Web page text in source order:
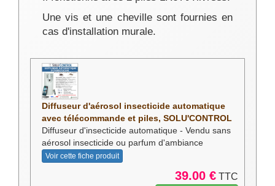
Une vis et une cheville sont fournies en
cas d'installation murale.
Diffuseur d'aérosol insecticide automatique
avec télécommande et piles, SOLU'CONTROL
Diffuseur d'insecticide automatique - Vendu sans
aérosol insecticide ou parfum d'ambiance
Voir cette fiche produit
39.00 € TTC